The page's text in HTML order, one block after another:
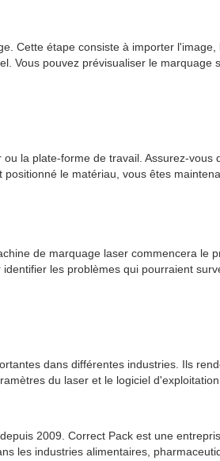
Cette étape consiste à importer
Vous pouvez prévisualiser le
la plate-forme de travail. Assurez-
le matériau, vous êtes
de marquage laser commencera
les problèmes qui pourraient
dans différentes industries. Ils
du laser et le logiciel
2009. Correct Pack est une
les industries alimentaires,